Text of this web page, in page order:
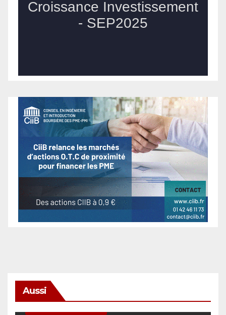
Aussi